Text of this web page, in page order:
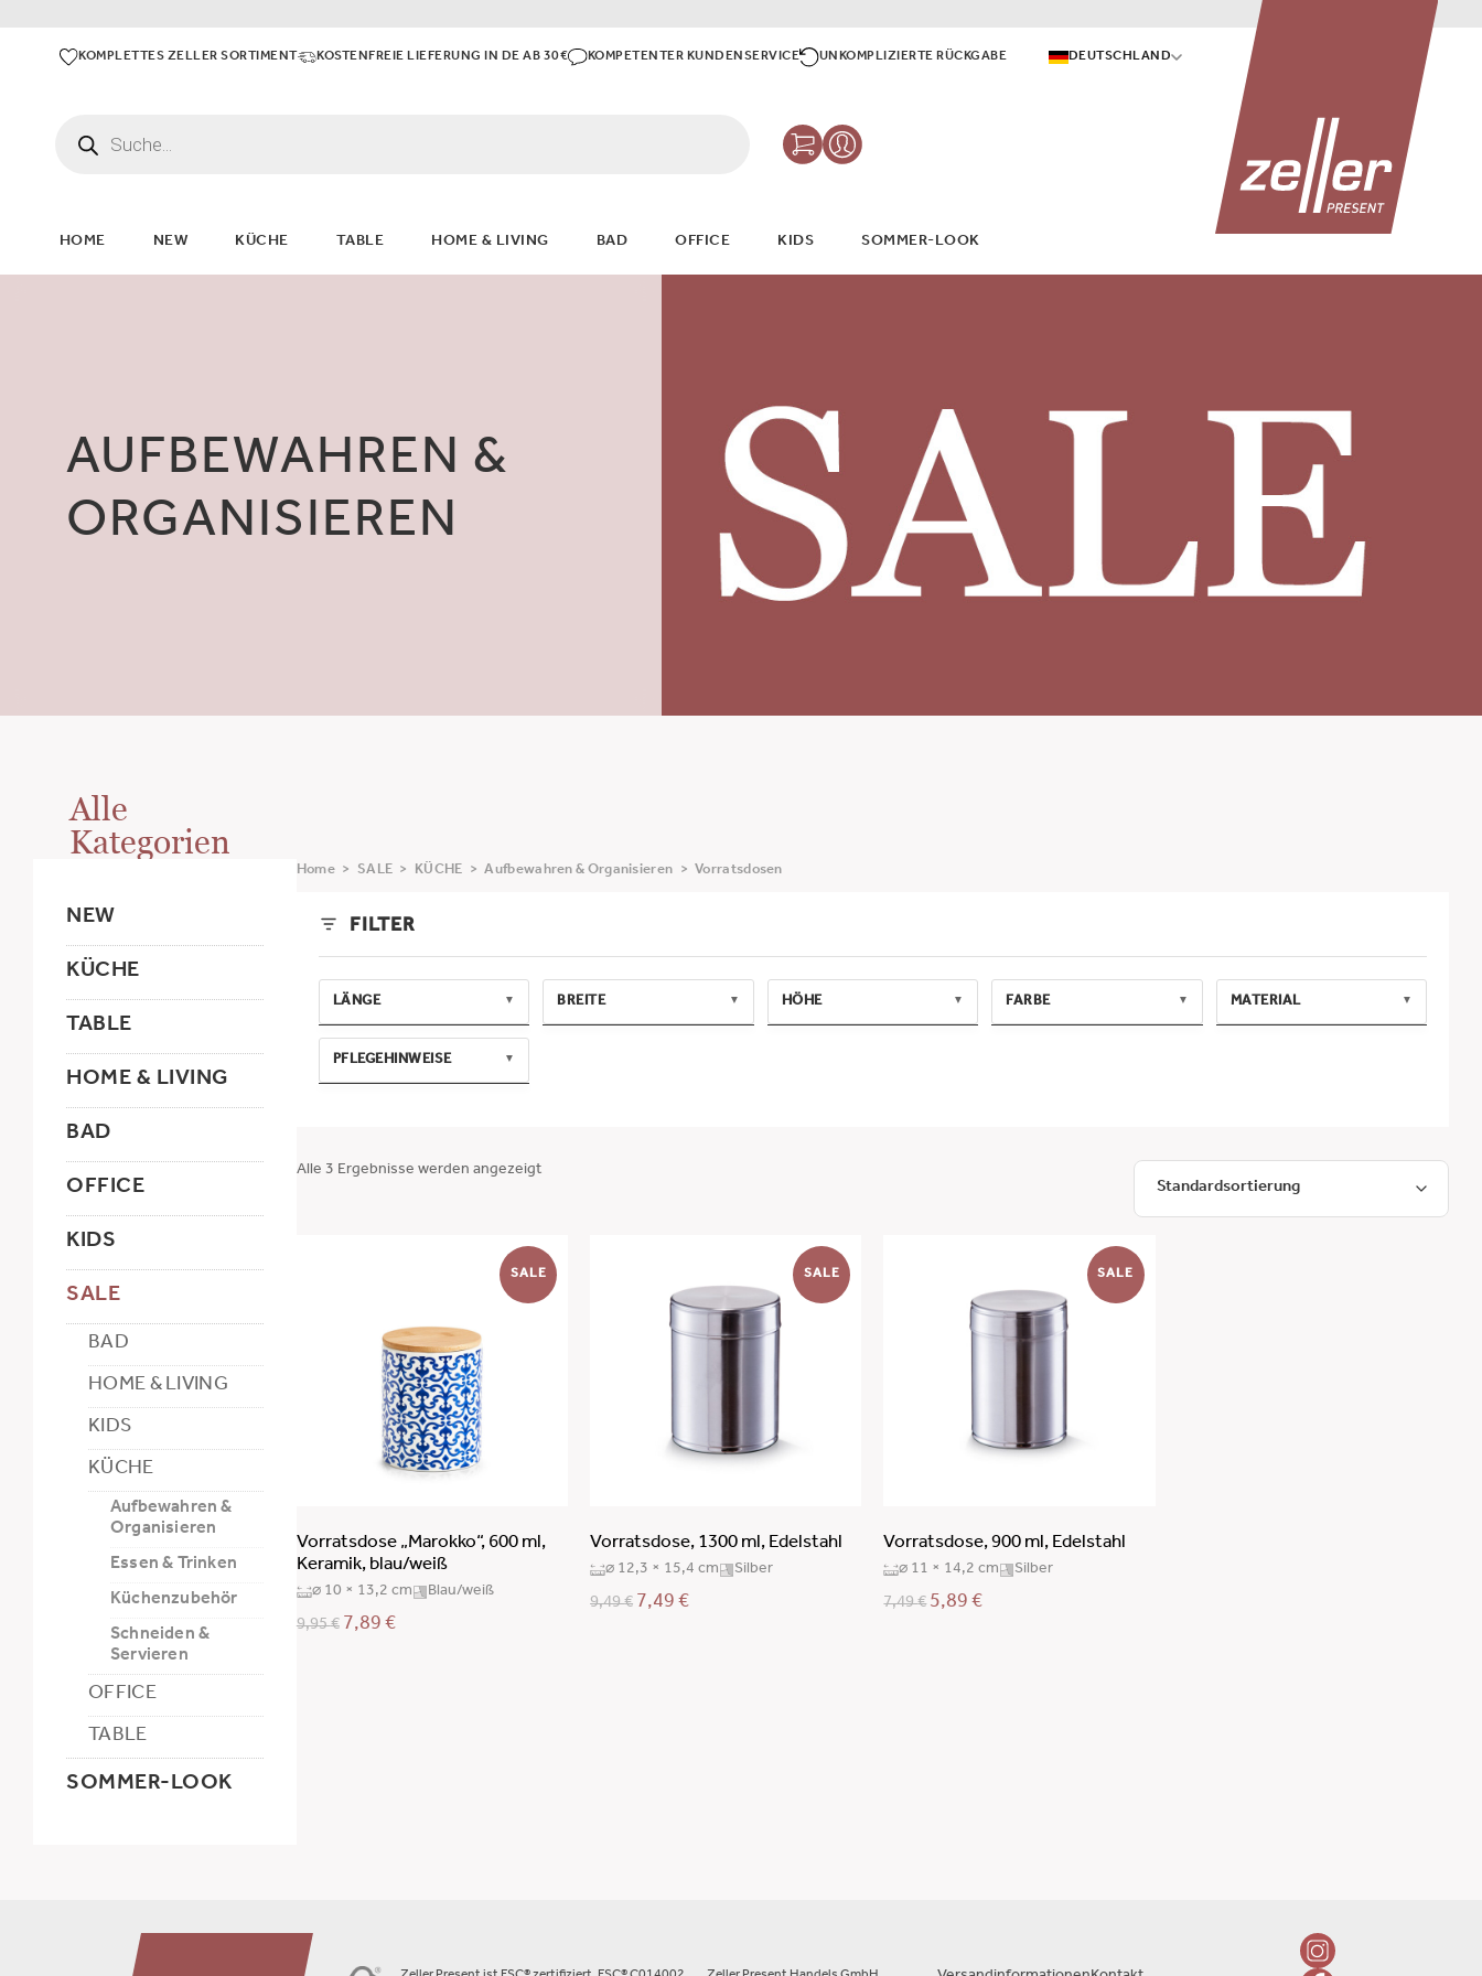
KOMPLETTES ZELLER SORTIMENT KOSTENFREIE LIEFERUNG IN DE AB 30€ KOMPETENTER KUNDENSERVICE UNKOMPLIZIERTE RÜCKGABE DEUTSCHLAND
HOME NEW KÜCHE TABLE HOME & LIVING BAD OFFICE KIDS SOMMER-LOOK
AUFBEWAHREN &
ORGANISIEREN
Alle
Kategorien
NEW
KÜCHE
TABLE
HOME & LIVING
BAD
OFFICE
KIDS
SALE
BAD
HOME & LIVING
KIDS
KÜCHE
Aufbewahren &
Organisieren
Essen & Trinken
Küchenzubehör
Schneiden &
Servieren
OFFICE
TABLE
SOMMER-LOOK
Home > SALE > KÜCHE > Aufbewahren & Organisieren > Vorratsdosen
FILTER
LÄNGE ▼ BREITE ▼ HÖHE ▼ FARBE ▼ MATERIAL ▼
PFLEGEHINWEISE ▼
Alle 3 Ergebnisse werden angezeigt
SALE
Vorratsdose „Marokko“, 600 ml,
Keramik, blau/weiß
⌀ 10 × 13,2 cm Blau/weiß
9,95€ 7,89 €
SALE
Vorratsdose, 1300 ml, Edelstahl
⌀ 12,3 × 15,4 cm Silber
9,49€ 7,49€
SALE
Vorratsdose, 900 ml, Edelstahl
⌀ 11 × 14,2 cm Silber
7,49€ 5,89€